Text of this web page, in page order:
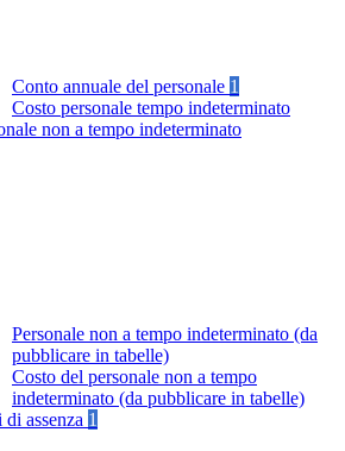
Conto annuale del personale 1
Costo personale tempo indeterminato
non a tempo indeterminato
Personale non a tempo indeterminato (da
pubblicare in tabelle)
Costo del personale non a tempo
indeterminato (da pubblicare in tabelle)
di assenza 1